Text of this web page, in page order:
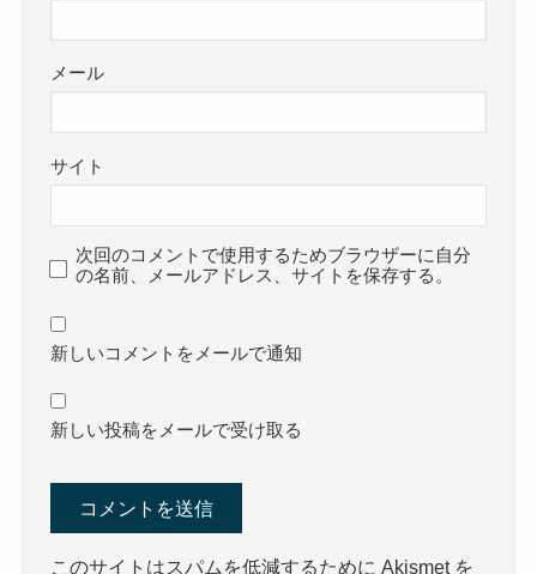
メール
サイト
次回のコメントで使用するためブラウザーに自分
の名前、メールアドレス、サイトを保存する。
新しいコメントをメールで通知
新しい投稿をメールで受け取る
このサイトはスパムを低減するために Akismet を